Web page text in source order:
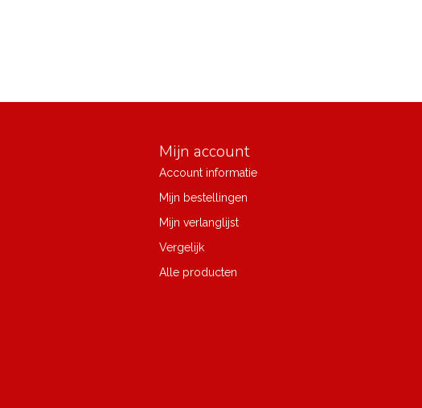
Mijn account
Account informatie
Mijn bestellingen
Mijn verlanglijst
Vergelijk
Alle producten